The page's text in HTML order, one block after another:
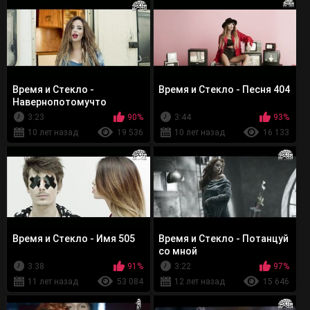
Время и Стекло -
Навернопотомучто
3:23
90%
10 лет назад
19 536
Время и Стекло - Песня 404
3:44
93%
10 лет назад
16 133
Время и Стекло - Имя 505
3:38
91%
11 лет назад
53 084
Время и Стекло - Потанцуй
со мной
3:22
97%
12 лет назад
15 646